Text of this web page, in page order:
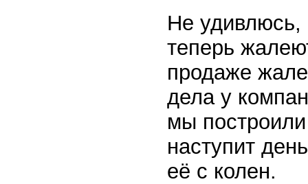
Не
теперь
продаже
дела у
мы
наступит
её с колен.